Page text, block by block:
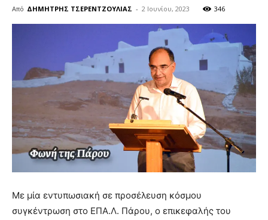
Από ΔΗΜΗΤΡΗΣ ΤΣΕΡΕΝΤΖΟΥΛΙΑΣ - 2 Ιουνίου, 2023 346
Με μία εντυπωσιακή σε προσέλευση κόσμου
συγκέντρωση στο ΕΠΑ.Λ. Πάρου, ο επικεφαλής του